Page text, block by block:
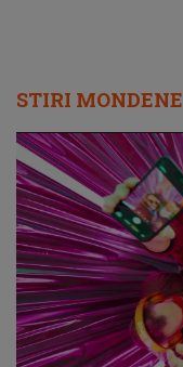
STIRI MONDENE